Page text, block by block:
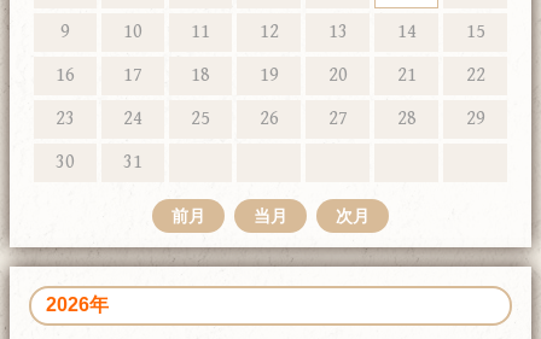
9
10 11 12 13 14
15
16
17 18 19 20 21
22
23
24 25 26 27 28
29
30
31
前月 当月 次月
2026年